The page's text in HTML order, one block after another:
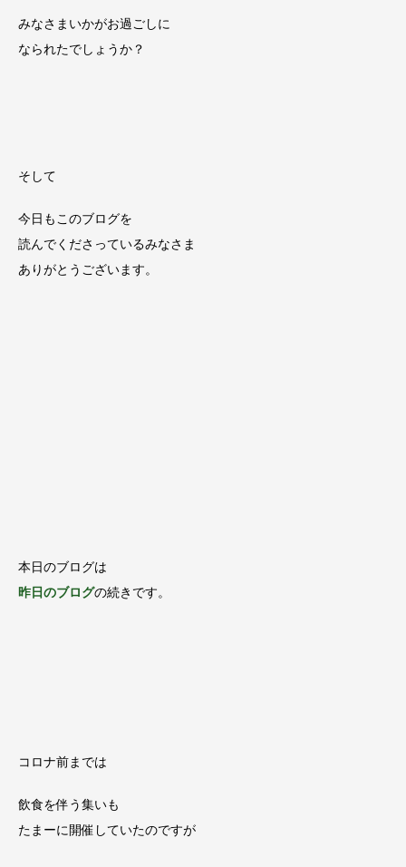
みなさまいかがお過ごしに
なられたでしょうか？
そして
今日もこのブログを
読んでくださっているみなさま
ありがとうございます。
本日のブログは
昨日のブログの続きです。
コロナ前までは
飲食を伴う集いも
たまーに開催していたのですが